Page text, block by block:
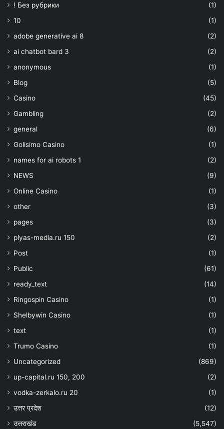
! Без рубрики
(1)
10
(1)
adobe generative ai 8
(2)
ai chatbot bard 3
(2)
anonymous
(1)
Blog
(5)
Casino
(45)
Gambling
(2)
general
(6)
Golisimo Casino
(1)
names for ai robots 1
(2)
NEWS
(9)
Online Casino
(1)
other
(3)
pages
(3)
plyas-media.ru 150
(2)
Post
(1)
Public
(61)
ready_text
(14)
Ringospin Casino
(1)
Shelbywin Casino
(1)
text
(1)
Trumo Casino
(1)
Uncategorized
(869)
up-capital.ru 150, 200
(2)
vodka-zerkalo.ru 20
(1)
उत्तर प्रदेश
(12)
उत्तराखंड
(5,547)